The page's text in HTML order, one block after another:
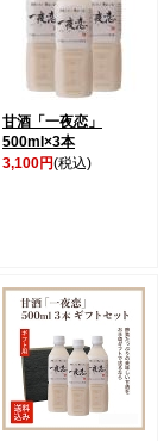
甘酒「一夜恋」
500ml×3本
3,100円(税込)